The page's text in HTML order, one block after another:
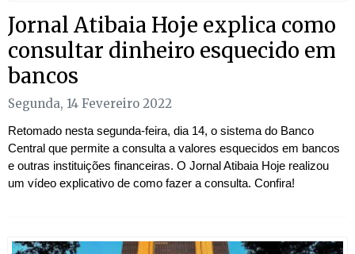
Jornal Atibaia Hoje explica como
consultar dinheiro esquecido em
bancos
Segunda, 14 Fevereiro 2022
Retomado nesta segunda-feira, dia 14, o sistema do Banco
Central que permite a consulta a valores esquecidos em bancos
e outras instituições financeiras. O Jornal Atibaia Hoje realizou
um vídeo explicativo de como fazer a consulta. Confira!